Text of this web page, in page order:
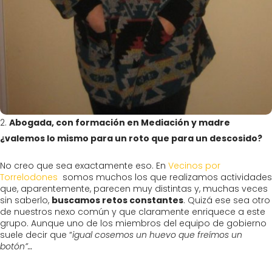
Abogada, con formación en Mediación y madre
¿valemos lo mismo para un roto que para un descosido?
No creo que sea exactamente eso. En Vecinos por
Torrelodones somos muchos los que realizamos actividades
que, aparentemente, parecen muy distintas y, muchas veces
sin saberlo, buscamos retos constantes. Quizá ese sea otro
de nuestros nexo común y que claramente enriquece a este
grupo. Aunque uno de los miembros del equipo de gobierno
suele decir que “igual cosemos un huevo que freímos un
botón”…